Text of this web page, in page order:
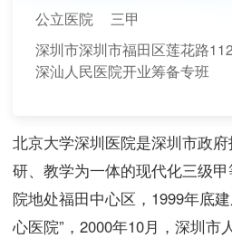
公立医院
三甲
深圳市深圳市福田区莲花路
深汕人民医院开业筹备专班
北京大学深圳医院是深圳市政
研、教学为一体的现代化三级
院地处福田中心区，1999年底
心医院”，2000年10月，深圳市